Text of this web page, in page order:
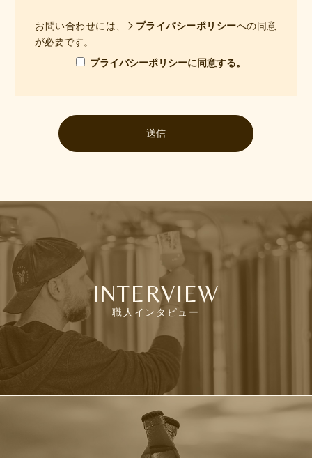
お問い合わせには、 プライバシーポリシーへの同意
が必要です。
プライバシーポリシーに同意する。
INTERVIEW
職人インタビュー